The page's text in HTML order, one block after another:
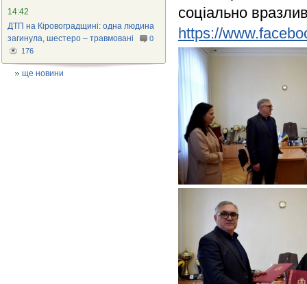
соціально
https://
14:42
ДТП на Кіровоградщині: одна людина
загинула, шестеро – травмовані
0
176
ще новини